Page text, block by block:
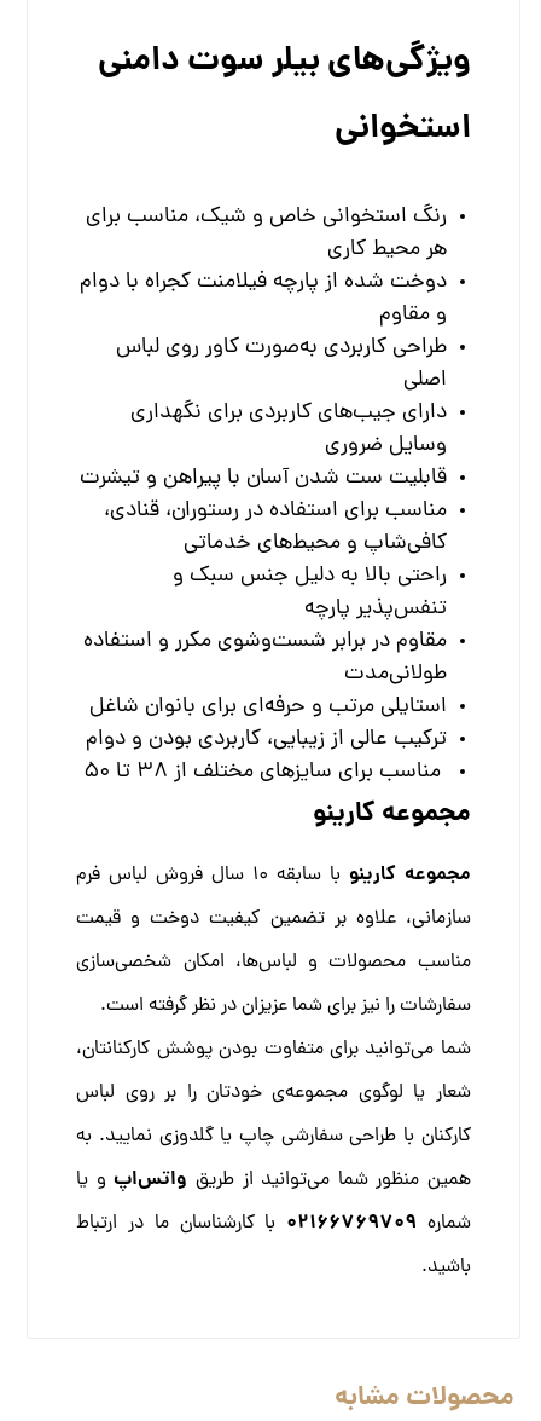
ویژگی‌های بیلر سوت دامنی
استخوانی
رنگ استخوانی خاص و شیک، مناسب برای
هر محیط کاری
دوخت شده از پارچه فیلامنت کجراه با دوام
و مقاوم
طراحی کاربردی به‌صورت کاور روی لباس
اصلی
دارای جیب‌های کاربردی برای نگهداری
وسایل ضروری
قابلیت ست شدن آسان با پیراهن و تیشرت
مناسب برای استفاده در رستوران، قنادی،
کافی‌شاپ و محیط‌های خدماتی
راحتی بالا به دلیل جنس سبک و
تنفس‌پذیر پارچه
مقاوم در برابر شست‌وشوی مکرر و استفاده
طولانی‌مدت
استایلی مرتب و حرفه‌ای برای بانوان شاغل
ترکیب عالی از زیبایی، کاربردی بودن و دوام
مناسب برای سایزهای مختلف از 38 تا 50
مجموعه کارینو
مجموعه کارینو
با سابقه 10 سال فروش لباس فرم
سازمانی، علاوه بر تضمین کیفیت دوخت و قیمت
مناسب محصولات و لباس‌ها، امکان شخصی‌سازی
سفارشات را نیز برای شما عزیزان در نظر گرفته است.
شما می‌توانید برای متفاوت بودن پوشش کارکنانتان،
شعار یا لوگوی مجموعه‌ی خودتان را بر روی لباس
کارکنان با طراحی سفارشی چاپ یا گلدوزی نمایید. به
همین منظور شما می‌توانید از طریق واتس‌اپو یا
شماره 02166769709 با کارشناسان ما در ارتباط
باشید.
محصولات مشابه